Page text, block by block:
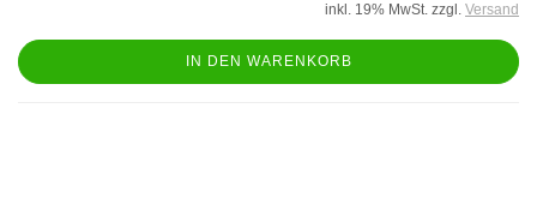
inkl. 19% MwSt. zzgl. Versand
IN DEN WARENKORB